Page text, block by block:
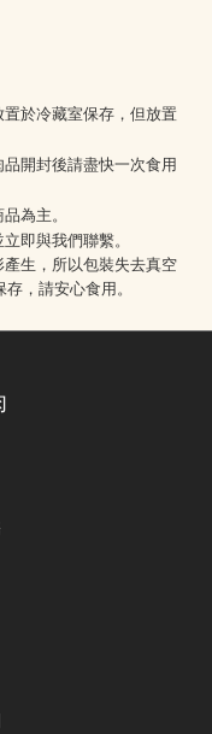
於冷藏室保存，但放置
開封後請盡快一次食用
為主。
即與我們聯繫。
生，所以包裝失去真空
存，請安心食用。